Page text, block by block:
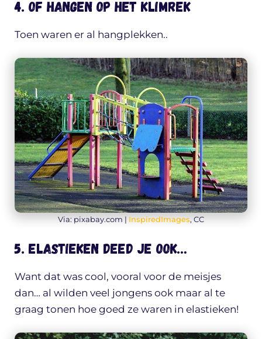
4. Of hangen op het klimrek
Toen waren er al hangplekken..
Via: pixabay.com | InspiredImages, CC
5. Elastieken deed je ook…
Want dat was cool, vooral voor de meisjes
dan… al wilden veel jongens ook maar al te
graag tonen hoe goed ze waren in elastieken!